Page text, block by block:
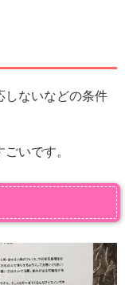
しないなどの条件
いです。